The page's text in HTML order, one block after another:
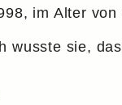
im Alter
wusste sie,